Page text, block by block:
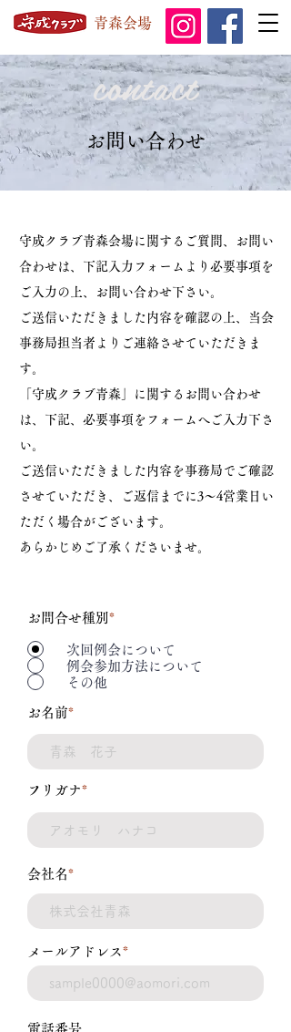
青森会場
contact
お問い合わせ
守成クラブ青森会場に関するご質問、お問い
合わせは、下記入力フォームより必要事項を
ご入力の上、お問い合わせ下さい。
ご送信いただきました内容を確認の上、当会
事務局担当者よりご連絡させていただきま
す。
「守成クラブ青森」に関するお問い合わせ
は、下記、必要事項をフォームへご入力下さ
い。
ご送信いただきました内容を事務局でご確認
させていただき、ご返信までに3〜4営業日い
ただく場合がございます。
あらかじめご了承くださいませ。
​お問合せ種別 *
次回例会について
例会参加方法について
その他
お名前*
フリガナ*
会社名*
メールアドレス*
電話番号